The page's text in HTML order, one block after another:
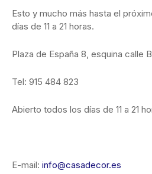
Esto y mucho más hasta el
días de 11 a 21 horas.
Plaza de España 8, esquina calle
Tel: 915 484 823
Abierto todos los días de 11 a 21
E-mail: info@casadecor.es